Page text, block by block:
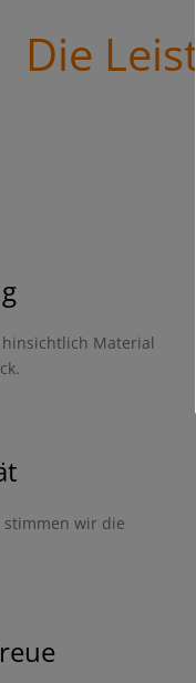
Die
Material
stimmen wir die